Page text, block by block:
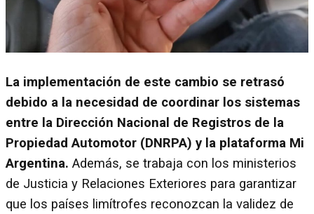
La implementación de este cambio se retrasó
debido a la necesidad de coordinar los sistemas
entre la Dirección Nacional de Registros de la
Propiedad Automotor (DNRPA) y la plataforma Mi
Argentina. Además, se trabaja con los ministerios
de Justicia y Relaciones Exteriores para garantizar
que los países limítrofes reconozcan la validez de